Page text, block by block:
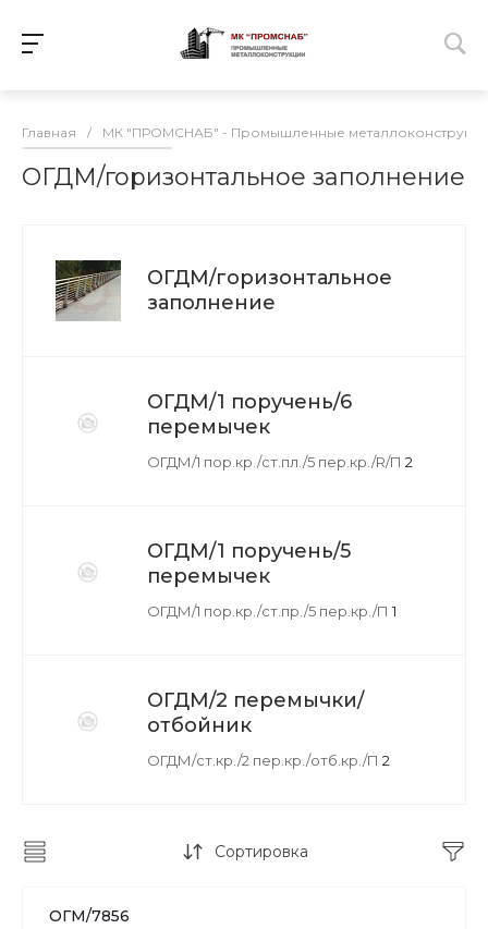
Главная / МК "ПРОМСНАБ" - Промышленные
ОГДМ/горизонтальное заполнение
ОГДМ/горизонтальное
заполнение
ОГДМ/1 поручень/6
перемычек
ОГДМ/1 пор.кр./ст.пл./5 пер.кр./R/П 2
ОГДМ/1 поручень/5
перемычек
ОГДМ/1 пор.кр./ст.пр./5 пер.кр./П 1
ОГДМ/2 перемычки/
отбойник
ОГДМ/ст.кр./2 пер.кр./отб.кр./П 2
Сортировка
ОГМ/7856